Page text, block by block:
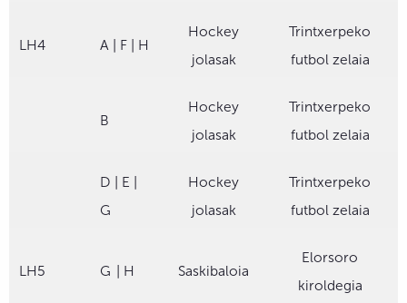
LH4 A | F | H
Hockey
jolasak
Trintxerpeko
futbol zelaia
B
Hockey
jolasak
Trintxerpeko
futbol zelaia
D | E |
G
Hockey
jolasak
Trintxerpeko
futbol zelaia
LH5 G | H Saskibaloia
Elorsoro
kiroldegia